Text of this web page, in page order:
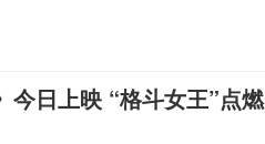
今日上映 “格斗女王”点燃